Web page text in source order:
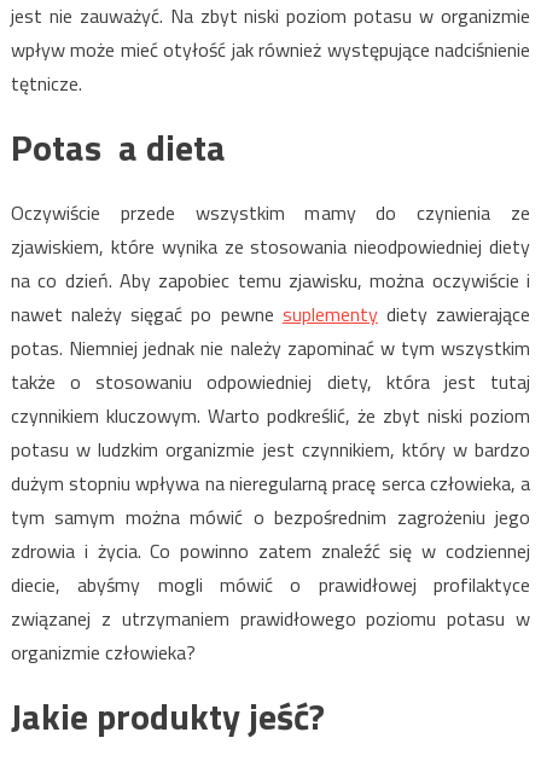
jest nie zauważyć. Na zbyt niski poziom potasu w organizmie
wpływ może mieć otyłość jak również występujące nadciśnienie
tętnicze.
Potas a dieta
Oczywiście przede wszystkim mamy do czynienia ze
zjawiskiem, które wynika ze stosowania nieodpowiedniej diety
na co dzień. Aby zapobiec temu zjawisku, można oczywiście i
nawet należy sięgać po pewne suplementydiety zawierające
potas. Niemniej jednak nie należy zapominać w tym wszystkim
także o stosowaniu odpowiedniej diety, która jest tutaj
czynnikiem kluczowym. Warto podkreślić, że zbyt niski poziom
potasu w ludzkim organizmie jest czynnikiem, który w bardzo
dużym stopniu wpływa na nieregularną pracę serca człowieka, a
tym samym można mówić o bezpośrednim zagrożeniu jego
zdrowia i życia. Co powinno zatem znaleźć się w codziennej
diecie, abyśmy mogli mówić o prawidłowej profilaktyce
związanej z utrzymaniem prawidłowego poziomu potasu w
organizmie człowieka?
Jakie produkty jeść?